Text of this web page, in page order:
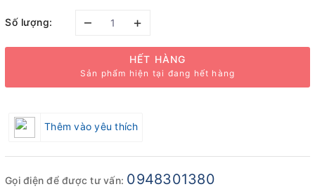
Số lượng: – +
HẾT HÀNG
Sản phẩm hiện tại đang hết hàng
Thêm vào yêu thích
Gọi điện để được tư vấn: 0948301380